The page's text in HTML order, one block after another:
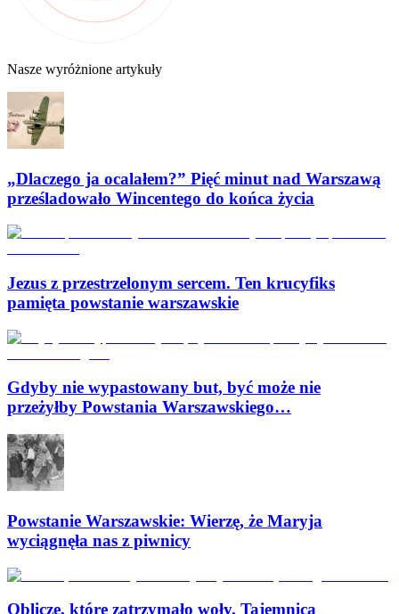
Nasze wyróżnione artykuły
„Dlaczego ja ocalałem?” Pięć minut nad Warszawą
prześladowało Wincentego do końca życia
Jezus z przestrzelonym sercem. Ten krucyfiks
pamięta powstanie warszawskie
Gdyby nie wypastowany but, być może nie
przeżyłby Powstania Warszawskiego…
Powstanie Warszawskie: Wierzę, że Maryja
wyciągnęła nas z piwnicy
Oblicze, które zatrzymało woły. Tajemnica